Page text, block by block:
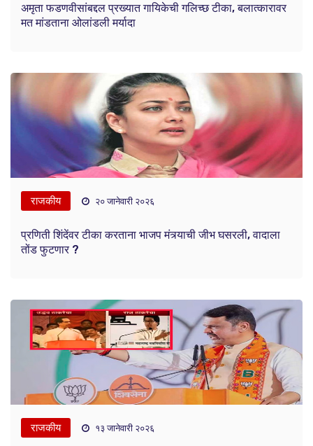
अमृता फडणवीसांबद्दल प्रख्यात गायिकेची गलिच्छ टीका, बलात्कारावर
मत मांडताना ओलांडली मर्यादा
राजकीय २० जानेवारी २०२६
प्रणिती शिंदेंवर टीका करताना भाजप मंत्र्याची जीभ घसरली, वादाला
तोंड फुटणार ?
राजकीय १३ जानेवारी २०२६